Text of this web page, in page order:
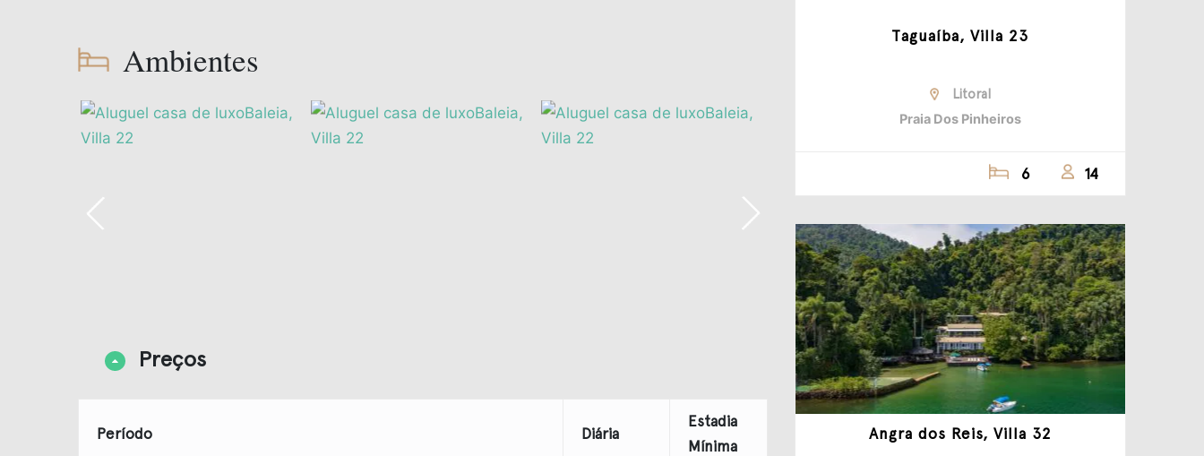
Ambientes
Preços
Período Diária
Estadia
Mínima
Taguaíba, Villa 23
Litoral
Praia Dos Pinheiros
6 14
Angra dos Reis, Villa 32